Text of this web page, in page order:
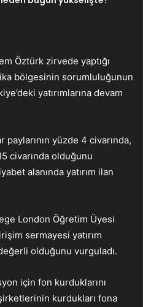
Öztürk zirvede yaptığı
bölgesinin sorumluluğunun
yatırımlarına devam
paylarının yüzde 4 civarında,
civarında olduğunu
alanında yatırım ilan
London Öğretim Üyesi
sermayesi yatırım
olduğunu vurguladı.
için fon kurduklarını
kurdukları fona